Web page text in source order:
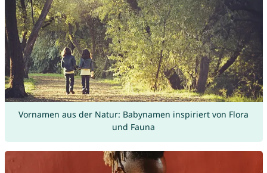
Vornamen aus der Natur: Babynamen inspiriert von Flora
und Fauna